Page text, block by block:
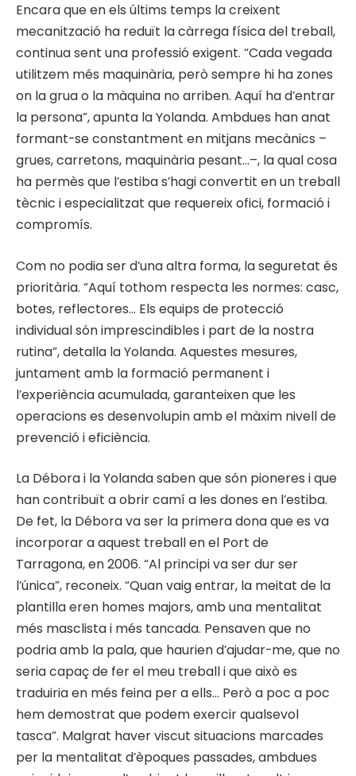
Encara que en els últims temps la creixent
mecanització ha reduït la càrrega física del treball,
continua sent una professió exigent. “Cada vegada
utilitzem més maquinària, però sempre hi ha zones
on la grua o la màquina no arriben. Aquí ha d’entrar
la persona”, apunta la Yolanda. Ambdues han anat
formant-se constantment en mitjans mecànics –
grues, carretons, maquinària pesant…–, la qual cosa
ha permès que l’estiba s’hagi convertit en un treball
tècnic i especialitzat que requereix ofici, formació i
compromís.
Com no podia ser d’una altra forma, la seguretat és
prioritària. “Aquí tothom respecta les normes: casc,
botes, reflectores… Els equips de protecció
individual són imprescindibles i part de la nostra
rutina”, detalla la Yolanda. Aquestes mesures,
juntament amb la formació permanent i
l’experiència acumulada, garanteixen que les
operacions es desenvolupin amb el màxim nivell de
prevenció i eficiència.
La Débora i la Yolanda saben que són pioneres i que
han contribuït a obrir camí a les dones en l’estiba.
De fet, la Débora va ser la primera dona que es va
incorporar a aquest treball en el Port de
Tarragona, en 2006. “Al principi va ser dur ser
l’única”, reconeix. “Quan vaig entrar, la meitat de la
plantilla eren homes majors, amb una mentalitat
més masclista i més tancada. Pensaven que no
podria amb la pala, que haurien d’ajudar-me, que no
seria capaç de fer el meu treball i que això es
traduiria en més feina per a ells… Però a poc a poc
hem demostrat que podem exercir qualsevol
tasca”. Malgrat haver viscut situacions marcades
per la mentalitat d’èpoques passades, ambdues